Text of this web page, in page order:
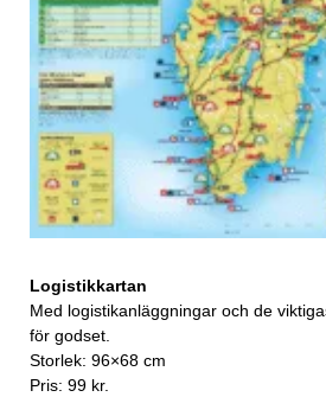
Logistikkartan
Med logistikanläggningar och de
för godset.
Storlek: 96×68 cm
Pris: 99 kr.